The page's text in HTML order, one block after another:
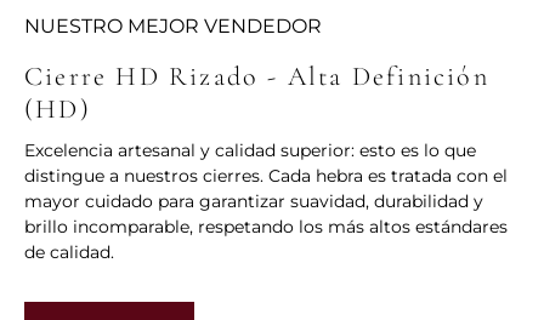
NUESTRO MEJOR VENDEDOR
Cierre HD Rizado - Alta Definición
(HD)
Excelencia artesanal y calidad superior: esto es lo que
distingue a nuestros cierres. Cada hebra es tratada con el
mayor cuidado para garantizar suavidad, durabilidad y
brillo incomparable, respetando los más altos estándares
de calidad.